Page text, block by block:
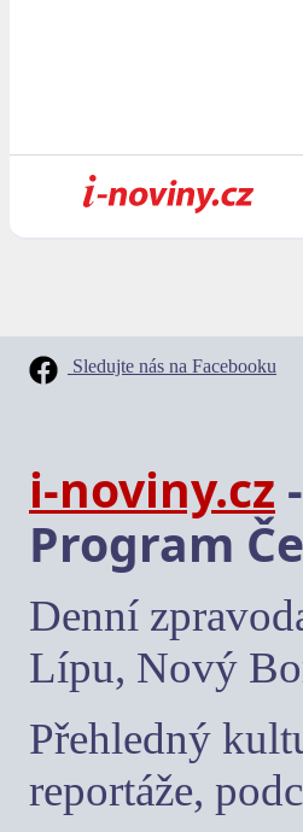
Sledujte nás na Facebooku
i-noviny.cz
Program
Denní
Lípu, Nový
Přehledný
reportáže,